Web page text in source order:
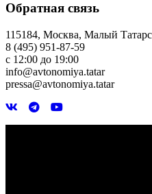
Обратная связь
115184, Москва, Малый
8 (495) 951-87-59
с 12:00 до 19:00
info@avtonomiya.tatar
pressa@avtonomiya.tatar